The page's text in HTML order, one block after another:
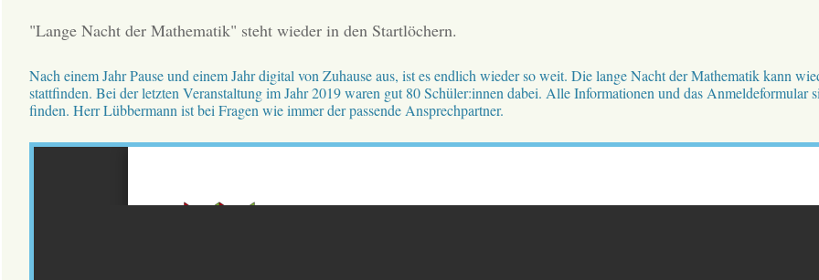
"Lange Nacht der Mathematik" steht wieder in den Startlöchern.
Nach einem Jahr Pause und einem Jahr digital von Zuhause aus, ist es endlich wieder so weit. Die lange Nacht der Mathematik kann
stattfinden. Bei der letzten Veranstaltung im Jahr 2019 waren gut 80 Schüler:innen dabei. Alle Informationen und das Anmeldeformular
finden. Herr Lübbermann ist bei Fragen wie immer der passende Ansprechpartner.